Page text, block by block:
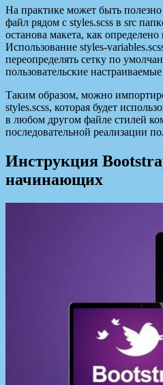
На практике может быть полезно
файл рядом с styles.scss в src
останова макета, как
Использование styles-
переопределять сетку по
пользовательские
Таким образом, можно
styles.scss, которая будет
в любом другом файле стилей
последовательной реализации
Инструкция
начинающих